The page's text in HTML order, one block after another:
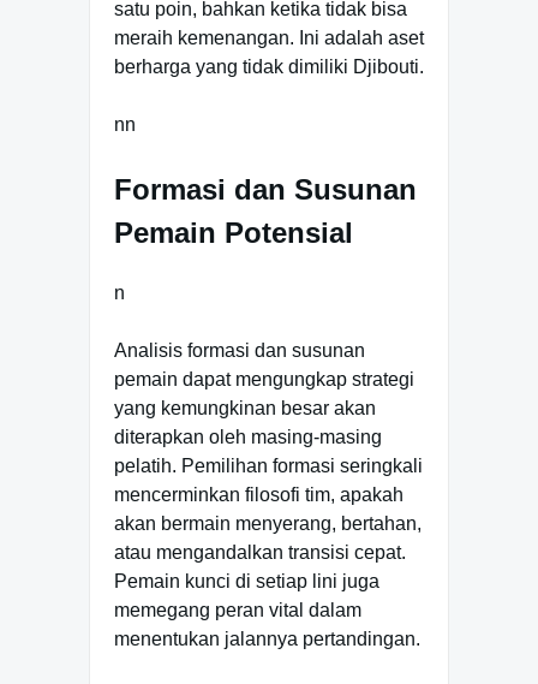
satu poin, bahkan ketika tidak bisa
meraih kemenangan. Ini adalah aset
berharga yang tidak dimiliki Djibouti.
nn
Formasi dan Susunan
Pemain Potensial
n
Analisis formasi dan susunan
pemain dapat mengungkap strategi
yang kemungkinan besar akan
diterapkan oleh masing-masing
pelatih. Pemilihan formasi seringkali
mencerminkan filosofi tim, apakah
akan bermain menyerang, bertahan,
atau mengandalkan transisi cepat.
Pemain kunci di setiap lini juga
memegang peran vital dalam
menentukan jalannya pertandingan.